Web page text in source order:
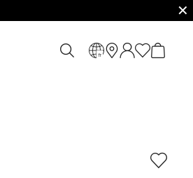
✕
fr